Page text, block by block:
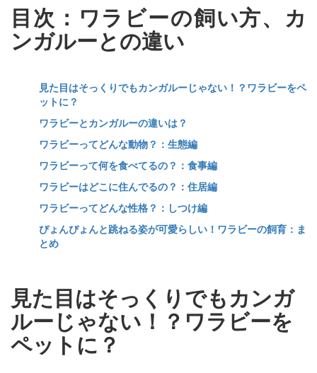
目次：ワラビーの飼い方、カ
ンガルーとの違い
見た目はそっくりでもカンガルーじゃない！？ワラビーをペ
ットに？
ワラビーとカンガルーの違いは？
ワラビーってどんな動物？：生態編
ワラビーって何を食べてるの？：食事編
ワラビーはどこに住んでるの？：住居編
ワラビーってどんな性格？：しつけ編
ぴょんぴょんと跳ねる姿が可愛らしい！ワラビーの飼育：ま
とめ
見た目はそっくりでもカンガ
ルーじゃない！？ワラビーを
ペットに？